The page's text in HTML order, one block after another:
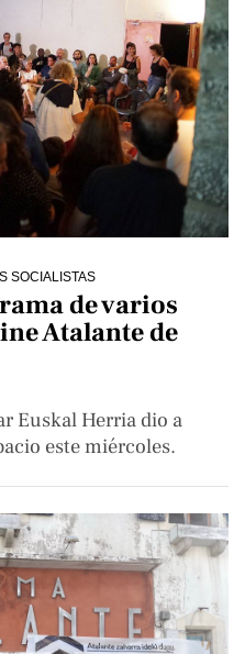
SOCIALISTAS
de varios
Atalante de
Euskal Herria dio a
este miércoles.